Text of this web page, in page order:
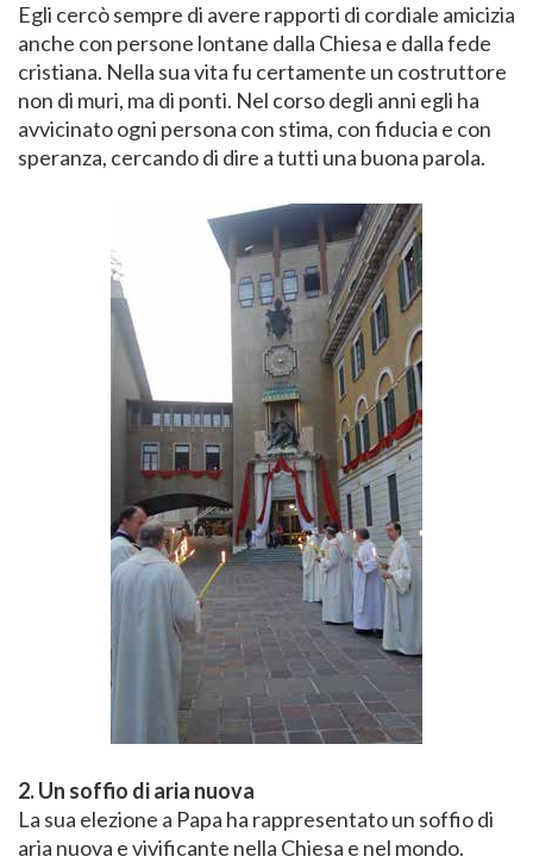
Egli cercò sempre di avere rapporti di cordiale amicizia
anche con persone lontane dalla Chiesa e dalla fede
cristiana. Nella sua vita fu certamente un costruttore
non di muri, ma di ponti. Nel corso degli anni egli ha
avvicinato ogni persona con stima, con fiducia e con
speranza, cercando di dire a tutti una buona parola.
2. Un soffio di aria nuova
La sua elezione a Papa ha rappresentato un soffio di
aria nuova e vivificante nella Chiesa e nel mondo.